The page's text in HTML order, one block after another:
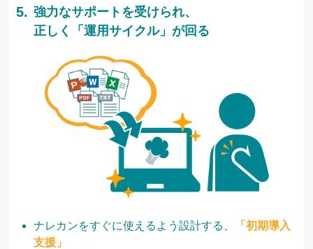
ナレカンをすぐに使えるよう設計する、
「初期導入
支援」
強力なサポートを受けられ、
正しく「運用サイクル」が回る